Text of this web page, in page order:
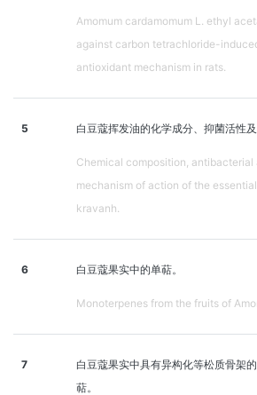
Amomum cardamomum L. ethyl
against carbon tetrachloride-
antioxidant mechanism in rats.
5 白豆蔻挥发油的化学成分、抑菌活性及
Chemical composition,
mechanism of action of the
kravanh.
6 白豆蔻果实中的单萜。
Monoterpenes from the fruits of
7
白豆蔻果实中具有异构化等松质骨架
萜。